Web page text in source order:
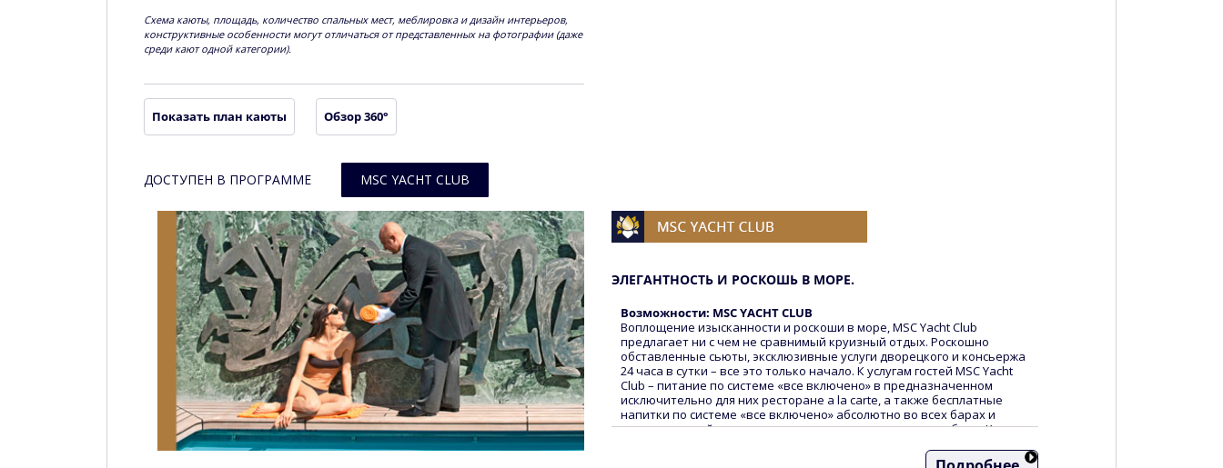
Схема каюты, площадь, количество спальных мест, меблировка и дизайн интерьеров,
конструктивные особенности могут отличаться от представленных на фотографии (даже
среди кают одной категории).
Показать план каюты Обзор 360°
ДОСТУПЕН В ПРОГРАММЕ MSC YACHT CLUB
ЭЛЕГАНТНОСТЬ И РОСКОШЬ В МОРЕ.
Возможности: MSC YACHT CLUB
Воплощение изысканности и роскоши в море, MSC Yacht Club
предлагает ни с чем не сравнимый круизный отдых. Роскошно
обставленные сьюты, эксклюзивные услуги дворецкого и консьержа
24 часа в сутки – все это только начало. К услугам гостей MSC Yacht
Club – питание по системе «все включено» в предназначенном
исключительно для них ресторане a la carte, а также бесплатные
напитки по системе «все включено» абсолютно во всех барах и
ресторанах лайнера и в ежедневно пополняемом мини-баре. Кроме